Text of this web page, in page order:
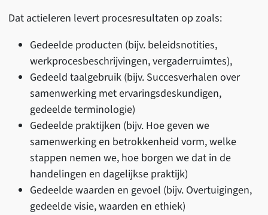
Dat actieleren levert procesresultaten op zoals:
Gedeelde producten (bijv. beleidsnotities,
werkprocesbeschrijvingen, vergaderruimtes),
Gedeeld taalgebruik (bijv. Succesverhalen over
samenwerking met ervaringsdeskundigen,
gedeelde terminologie)
Gedeelde praktijken (bijv. Hoe geven we
samenwerking en betrokkenheid vorm, welke
stappen nemen we, hoe borgen we dat in de
handelingen en dagelijkse praktijk)
Gedeelde waarden en gevoel (bijv. Overtuigingen,
gedeelde visie, waarden en ethiek)